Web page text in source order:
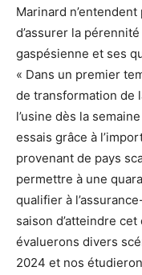
Marinard
d’assurer la
gaspésienne et ses
« Dans un premier
de transformation de
l’usine dès la
essais grâce à
provenant de pays
permettre à une
qualifier à
saison d’atteindre
évaluerons divers
2024 et nos